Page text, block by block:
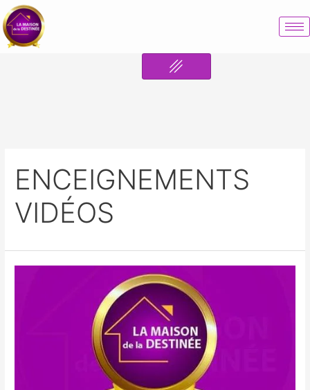
ENCEIGNEMENTS
VIDÉOS